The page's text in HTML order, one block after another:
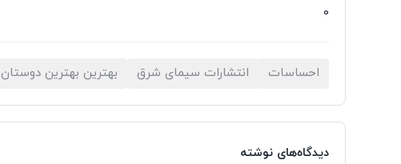
0
احساسات انتشارات سیمای شرق بهترین بهترین دوستان
دیدگاه‌های نوشته